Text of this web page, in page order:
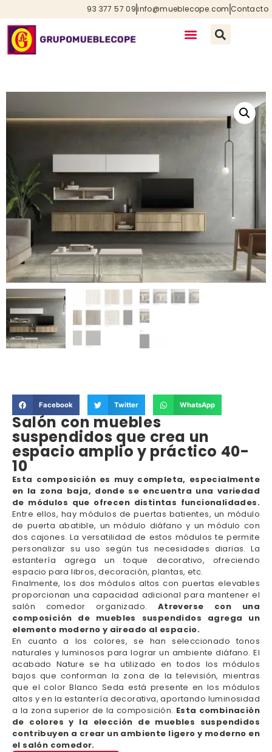
93 377 57 09info@mueblecope.com Contacto
Facebook Twitter WhatsApp
Salón con muebles
suspendidos que crea un
espacio amplio y práctico 40-
10
Esta composición es muy completa, especialmente
en la zona baja, donde se encuentra una variedad
de módulos que ofrecen distintas funcionalidades.
Entre ellos, hay módulos de puertas batientes, un módulo
de puerta abatible, un módulo diáfano y un módulo con
dos cajones. La versatilidad de estos módulos te permite
personalizar su uso según tus necesidades diarias. La
estantería agrega un toque decorativo, ofreciendo
espacio para libros, decoración, plantas, etc.
Finalmente, los dos módulos altos con puertas elevables
proporcionan una capacidad adicional para mantener el
salón comedor organizado. Atreverse con una
composición de muebles suspendidos agrega un
elemento moderno y aireado al espacio.
En cuanto a los colores, se han seleccionado tonos
naturales y luminosos para lograr un ambiente diáfano. El
acabado Nature se ha utilizado en todos los módulos
bajos que conforman la zona de la televisión, mientras
que el color Blanco Seda está presente en los módulos
altos y en la estantería decorativa, aportando luminosidad
a la zona superior de la composición. Esta combinación
de colores y la elección de muebles suspendidos
contribuyen a crear un ambiente ligero y moderno en
el salón comedor.